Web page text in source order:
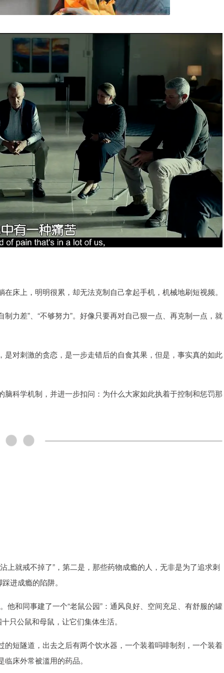
床上，明明很累，却无法克制自己拿起手机，机械地刷短视频。
力差”、“不够努力”。好像只要再对自己狠一点、再克制一点，就
对刺激的贪恋，是一步走错后的自食其果，但是，事实真的如此
科学机制，并进一步扣问：为什么大家如此执着于控制和惩罚那
上就戒不掉了”，第二是，那些药物成瘾的人，无非是为了追求刺
进成瘾的陷阱。
他和同事建了一个“老鼠公园”：通风良好、空间充足、有舒服的罐
只公鼠和母鼠，让它们集体生活。
短隧道，出去之后有两个饮水器，一个装着吗啡制剂，一个装着
床外常被滥用的药品。